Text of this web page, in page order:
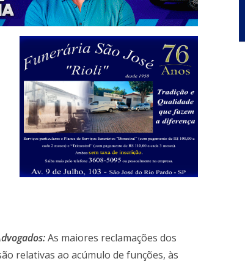
As maiores reclamações dos
relativas ao acúmulo de funções, às